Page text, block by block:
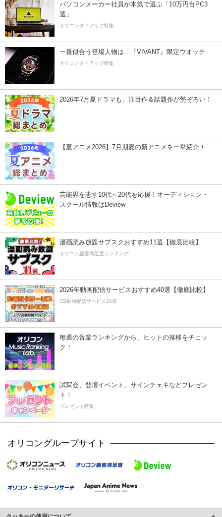
パソコンメーカー社員が本気で選ぶ「10万円台PC3
選」
オリコンタイアップ特集
一番似合う登場人物は…『VIVANT』限定ウオッチ
オリコンタイアップ特集
2026年7月夏ドラマも、注目作＆話題作が勢ぞろい！
【夏アニメ2026】7月期夏の新アニメを一挙紹介！
芸能界を志す10代～20代を応援！オーディション・
スクール情報はDeview
漫画読み放題サブスクおすすめ11選【徹底比較】
オリコン顧客満足度ランキング
2026年動画配信サービスおすすめ40選【徹底比較】
CS動画配信サービス20選
毎週の音楽ランキングから、ヒットの推移をチェッ
ク！
試写会、登壇イベント、サインチェキなどプレゼン
ト！
プレゼント特集
オリコングループサイト